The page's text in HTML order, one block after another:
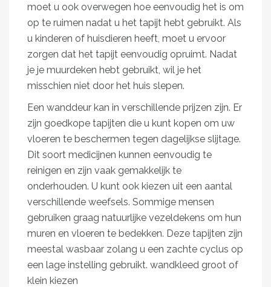
moet u ook overwegen hoe eenvoudig het is om
op te ruimen nadat u het tapijt hebt gebruikt. Als
u kinderen of huisdieren heeft, moet u ervoor
zorgen dat het tapijt eenvoudig opruimt. Nadat
je je muurdeken hebt gebruikt, wil je het
misschien niet door het huis slepen.
Een wanddeur kan in verschillende prijzen zijn. Er
zijn goedkope tapijten die u kunt kopen om uw
vloeren te beschermen tegen dagelijkse slijtage.
Dit soort medicijnen kunnen eenvoudig te
reinigen en zijn vaak gemakkelijk te
onderhouden. U kunt ook kiezen uit een aantal
verschillende weefsels. Sommige mensen
gebruiken graag natuurlijke vezeldekens om hun
muren en vloeren te bedekken. Deze tapijten zijn
meestal wasbaar zolang u een zachte cyclus op
een lage instelling gebruikt. wandkleed groot of
klein kiezen